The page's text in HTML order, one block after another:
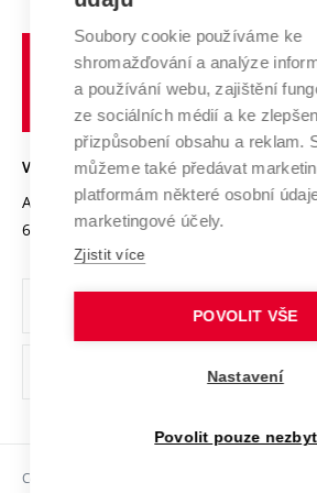
Systém zajišťování kvality výzkumu
Výzkumné infrastruktury
Transfer znalostí
Open Science
Projekty
Projekty ze strukturálních fondů
Specifický výzkum
Spolupráce se školami
Služby univerzity
Mezinárodní dohody
Univerzitní sítě
Profil univerzity
Udržitelná univerzita
Podnikavá univerzita / ContriBUTe
Bezpečná univerzita
Vyznamenání
Organizační struktura
Ochrana osobních údajů
odkaz)
Sociální bezpečí
VYSOKÉ UČENÍ TECHNICKÉ V BRNĚ
Antonínská 548/1
602 00 Brno
www.vut.cz
vut@vutbr.cz
Copyright © 2026 VUT
Soubory cookie používáme ke
shromažďování a analýze
a používání webu, zajištění
ze sociálních médií a ke
přizpůsobení obsahu a reklam.
můžeme také předávat
platformám některé osobní
marketingové účely.
Zjistit více
POVOLIT VŠE
Nastavení
Povolit pouze